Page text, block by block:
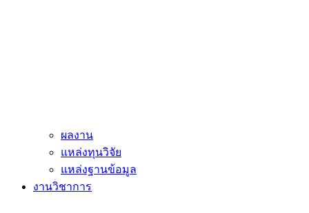
ผลงาน
แหล่งทุนวิจัย
แหล่งฐานข้อมูล
งานวิชาการ